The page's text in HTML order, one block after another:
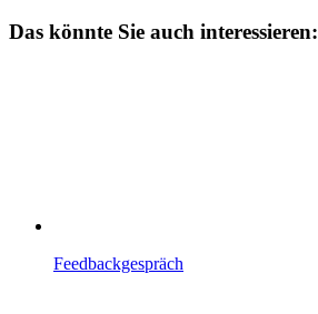
Das könnte Sie auch interessieren:
Feedbackgespräch